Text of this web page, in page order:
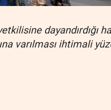
dayandırdığı
varılması ihtimali